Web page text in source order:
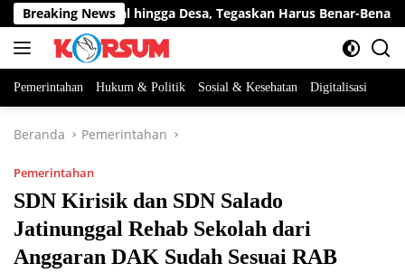
Langsung
ke
konten
Breaking News
Nasional hingga Desa, Tegaskan Harus Benar-Benar
Pemerintahan Hukum & Politik Sosial & Kesehatan Digitalisasi
Beranda Pemerintahan
Pemerintahan
SDN Kirisik dan SDN Salado
Jatinunggal Rehab Sekolah dari
Anggaran DAK Sudah Sesuai RAB